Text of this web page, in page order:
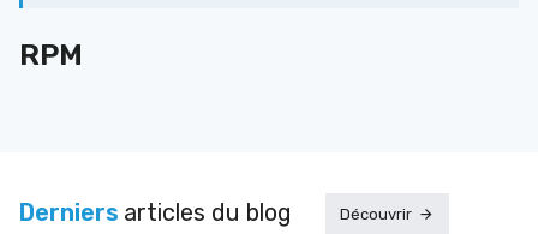
RPM
Derniers articles du blog Découvrir